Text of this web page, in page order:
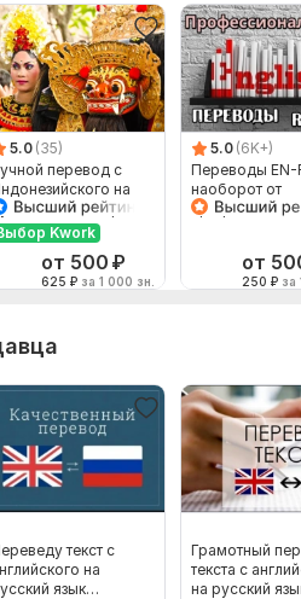
5.0 (35)
перевод с
на
и наоборот
Kwork
от 500 ₽
625 ₽ за 1 000 зн.
5.0 (6K+)
Переводы EN-
наоборот от
от
250 ₽ за
текст с
на
язык
Грамотный
текста с
на русский